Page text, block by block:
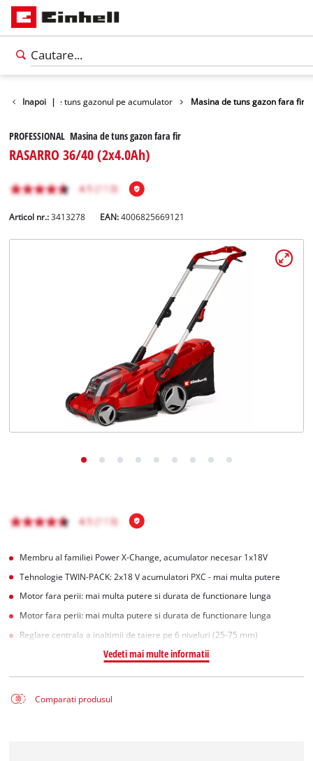
Inapoi |
Masina de tuns gazonul pe acumulator Masina de tuns gazon fara fir
PROFESSIONAL Masina de tuns gazon fara fir
RASARRO 36/40 (2x4.0Ah)
Articol nr.: 3413278 EAN:4006825669121
Membru al familiei Power X-Change, acumulator necesar 1x18V
Tehnologie TWIN-PACK: 2x18 V acumulatori PXC - mai multa putere
Motor fara perii: mai multa putere si durata de functionare lunga
Motor fara perii: mai multa putere si durata de functionare lunga
Reglare centrala a inaltimii de taiere pe 6 niveluri (25-75 mm)
Vedeti mai multe informatii
Comparati produsul